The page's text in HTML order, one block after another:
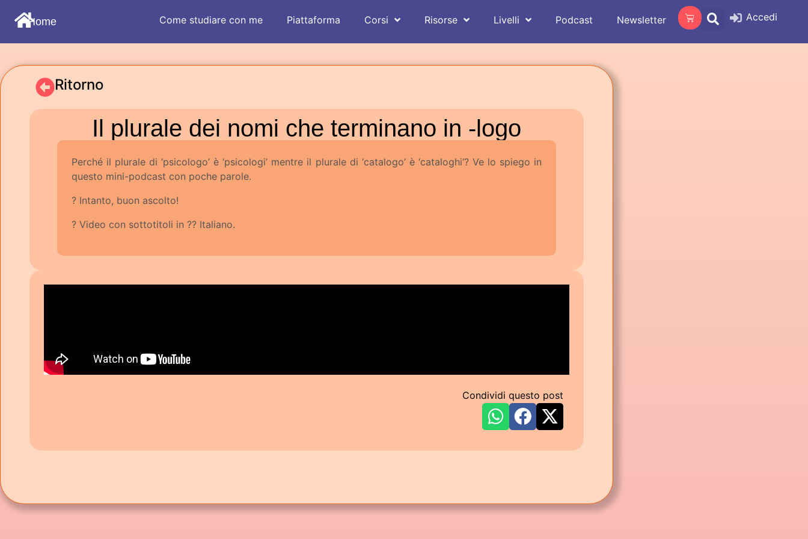
Home Come studiare con me Piattaforma Corsi Risorse Livelli Podcast Newsletter Accedi
Ritorno
Il plurale dei nomi che terminano in -logo
Perché il plurale di ‘psicologo’ è ‘psicologi’ mentre il plurale di ‘catalogo’ è ‘cataloghi’? Ve lo spiego in
questo mini-podcast con poche parole.
? Intanto, buon ascolto!
? Video con sottotitoli in ?? Italiano.
Condividi questo post